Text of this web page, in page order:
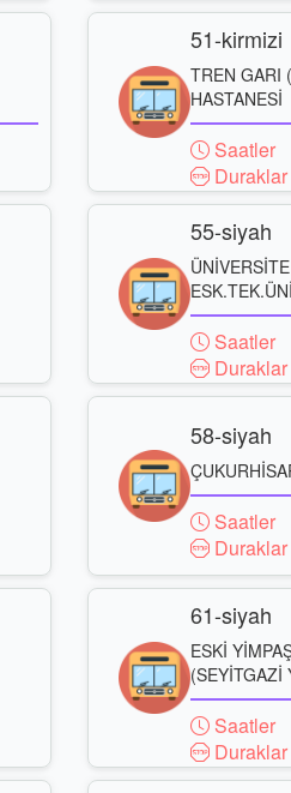
51-kirmizi
TREN GARI
HASTANESİ
Saatler
Duraklar
55-siyah
Saatler
Duraklar
58-siyah
Saatler
Duraklar
61-siyah
ESKİ
(SEYİTGAZİ
Saatler
Duraklar